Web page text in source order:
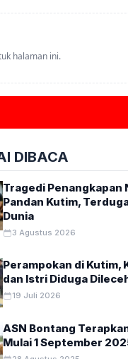
halaman ini.
DIBACA
Tragedi Penangkapan
Pandan Kutim,
Dunia
3 Agustus 2026
Perampokan di Kutim,
dan Istri Diduga
19 Juli 2026
ASN Bontang
Mulai 1 September